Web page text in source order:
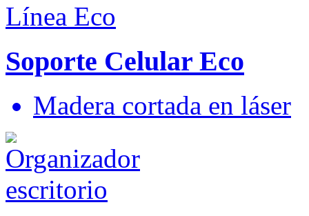
Línea Eco
Soporte Celular Eco
Madera cortada en láser